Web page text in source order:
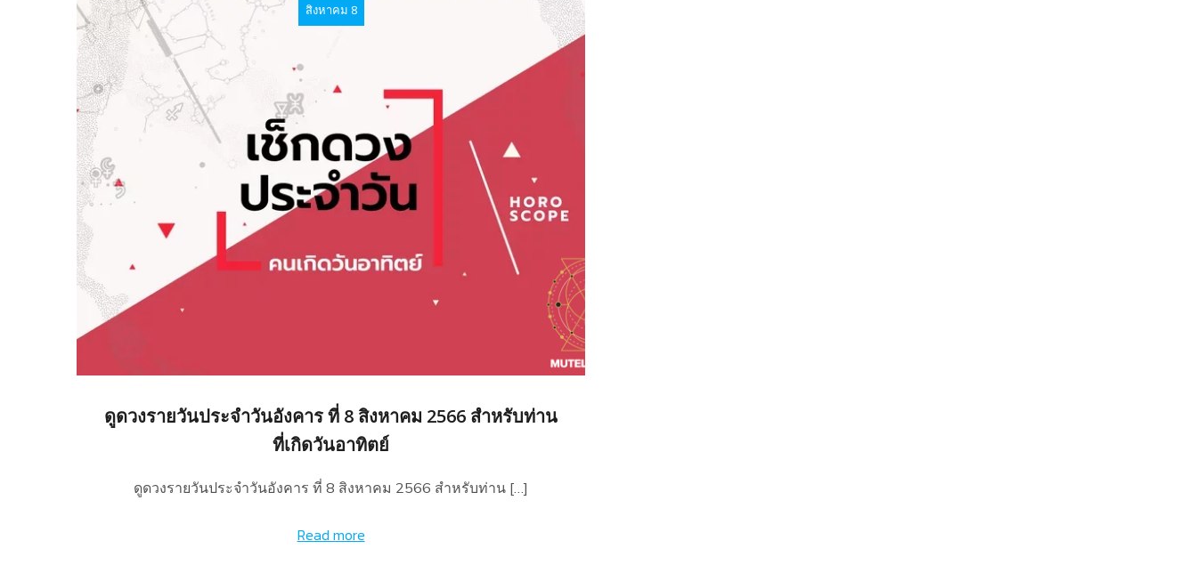
สิงหาคม 8
ดูดวงรายวันประจำวันอังคาร ที่ 8 สิงหาคม 2566 สำหรับท่าน
ที่เกิดวันอาทิตย์
ดูดวงรายวันประจำวันอังคาร ที่ 8 สิงหาคม 2566 สำหรับท่าน […]
Read more